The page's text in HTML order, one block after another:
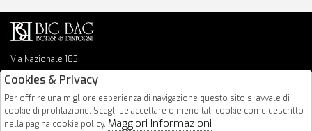
Via Nazionale 183
64026 Roseto Degli Abruzzi
info@bigbagshoponline.it
follow us
Cookies & Privacy
Per offrire una migliore esperienza di navigazione questo sito si avvale di
cookie di profilazione. Scegli se accettare o meno tali cookie come descritto
nella pagina cookie policy. Maggiori Informazioni